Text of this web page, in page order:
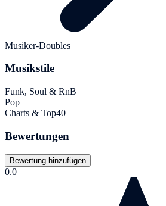
Musiker-Doubles
Musikstile
Funk, Soul & RnB
Pop
Charts & Top40
Bewertungen
Bewertung hinzufügen
0.0